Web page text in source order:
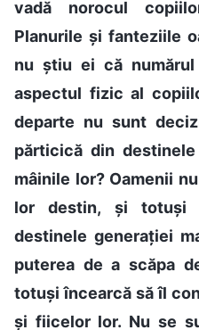
vadă norocul
Planurile și fanteziile
nu știu ei că
aspectul fizic al
departe nu sunt
părticică din
mâinile lor? Oamenii
lor destin, și totuși
destinele generației
puterea de a scăpa
totuși încearcă să îl
și fiicelor lor. Nu se